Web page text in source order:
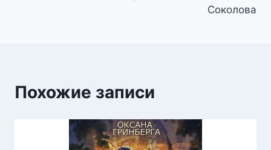
Соколова
Похожие записи